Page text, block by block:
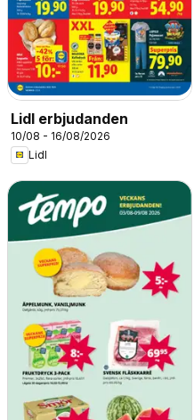
Lidl erbjudanden
10/08 - 16/08/2026
Lidl